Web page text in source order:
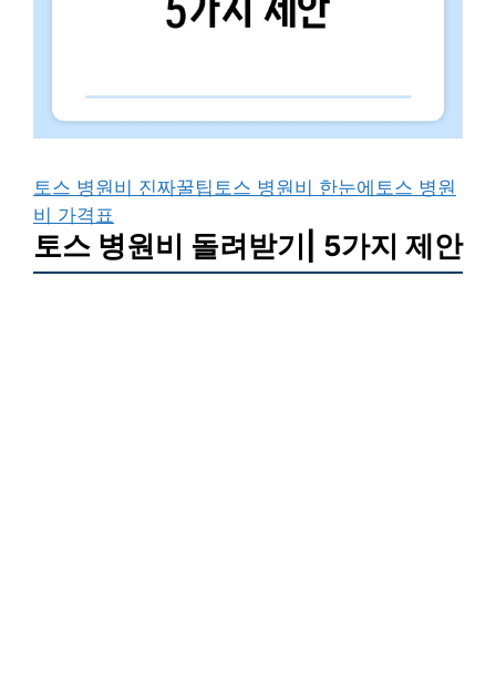
토스 병원비 진짜꿀팁토스 병원비 한눈에 토스 병원
비 가격표
토스 병원비 돌려받기| 5가지 제안